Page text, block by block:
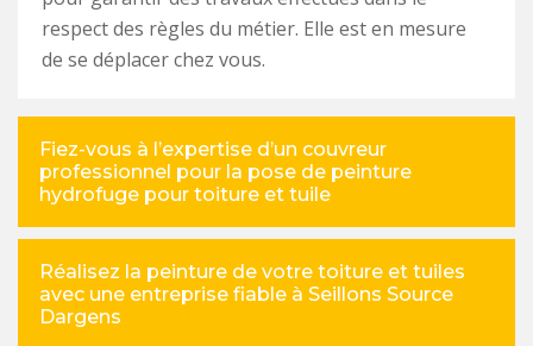
respect des règles du métier. Elle est en mesure
de se déplacer chez vous.
Fiez-vous à l’expertise d’un couvreur
professionnel pour la pose de peinture
hydrofuge pour toiture et tuile
Réalisez la peinture de votre toiture et tuiles
avec une entreprise fiable à Seillons Source
Dargens